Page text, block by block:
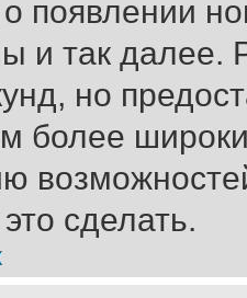
появлении
так далее.
но
более
сделать.